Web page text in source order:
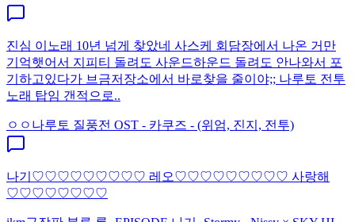
진심 이노래 10년 넘게 찾았네 사스케 회담장에서 나온 거만
기억햇어서 지피티 돌려도 사운드하운드 돌려도 안나와서 포
기하고있다가 브금저장소에서 바로찾을 줄이야;; 나루토 전투
노래 탑임 갠적으로..
ㅇㅇ 나루토 질풍전 OST - 카쿠즈 - (위엄, 진지, 전투)
나기♡♡♡♡♡♡♡♡♡ 레오♡♡♡♡♡♡♡♡♡ 사랑해
♡♡♡♡♡♡♡♡